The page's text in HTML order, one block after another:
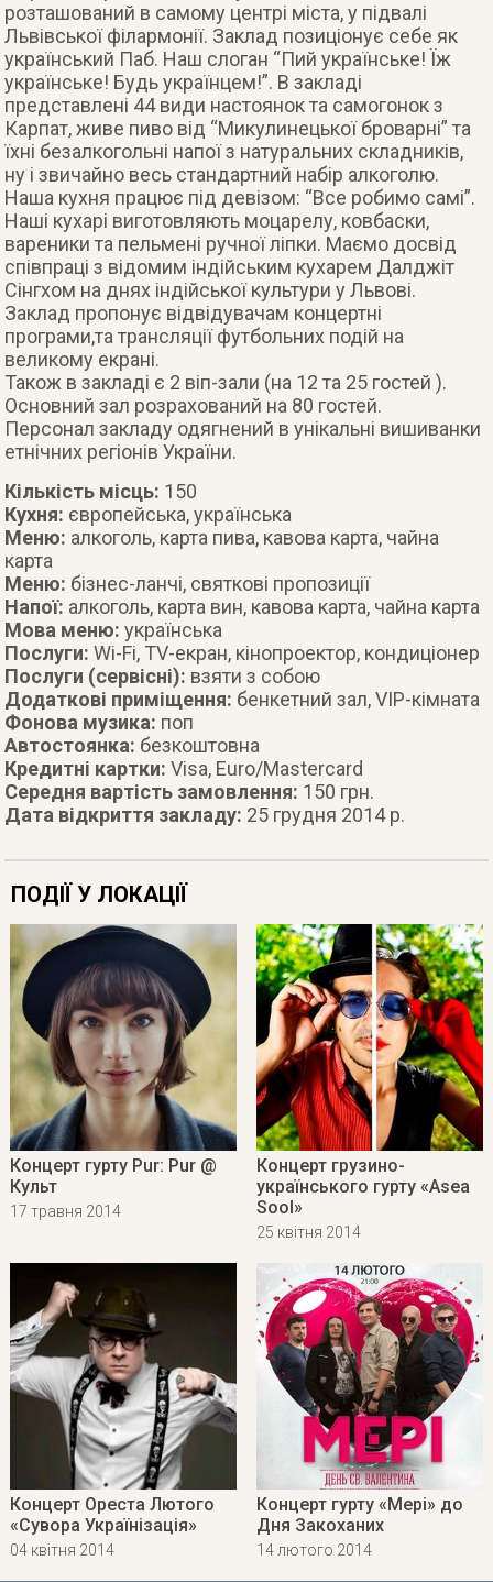
розташований в самому центрі міста, у підвалі
Львівської філармонії. Заклад позиціонує себе як
український Паб. Наш слоган “Пий українське! Їж
українське! Будь українцем!”. В закладі
представлені 44 види настоянок та самогонок з
Карпат, живе пиво від “Микулинецької броварні” та
їхні безалкогольні напої з натуральних складників,
ну і звичайно весь стандартний набір алкоголю.
Наша кухня працює під девізом: “Все робимо самі”.
Наші кухарі виготовляють моцарелу, ковбаски,
вареники та пельмені ручної ліпки. Маємо досвід
співпраці з відомим індійським кухарем Далджіт
Сінгхом на днях індійської культури у Львові.
Заклад пропонує відвідувачам концертні
програми,та трансляції футбольних подій на
великому екрані.
Також в закладі є 2 віп-зали (на 12 та 25 гостей ).
Основний зал розрахований на 80 гостей.
Персонал закладу одягнений в унікальні вишиванки
етнічних регіонів України.
Кількість місць: 150
Кухня: європейська, українська
Меню: алкоголь, карта пива, кавова карта, чайна
карта
Меню: бізнес-ланчі, святкові пропозиції
Напої: алкоголь, карта вин, кавова карта, чайна карта
Мова меню:українська
Послуги:Wi-Fi, ТV-екран, кінопроектор, кондиціонер
Послуги (сервісні): взяти з собою
Додаткові приміщення: бенкетний зал, VIP-кімната
Фонова музика: поп
Автостоянка: безкоштовна
Кредитні картки:Visa, Euro/Mastercard
Середня вартість замовлення: 150 грн.
Дата відкриття закладу: 25 грудня 2014 р.
ПОДІЇ У ЛОКАЦІЇ
Концерт гурту Pur: Pur @
Культ
17 травня 2014
Концерт грузино-
українського гурту «Asea
Sool»
25 квітня 2014
Концерт Ореста Лютого
«Сувора Українізація»
04 квітня 2014
Концерт гурту «Мері» до
Дня Закоханих
14 лютого 2014